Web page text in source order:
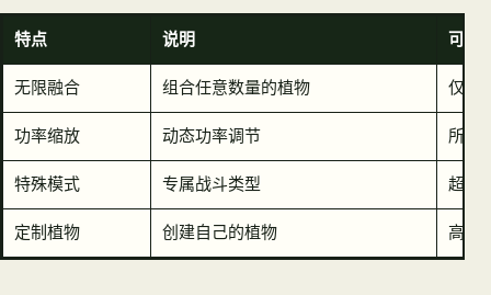
特点 说明 可用
无限融合 组合任意数量的植物 仅限
功率缩放 动态功率调节 所有
特殊模式 专属战斗类型 超级
定制植物 创建自己的植物 高级